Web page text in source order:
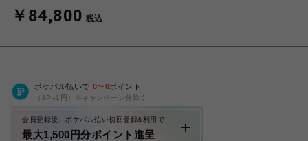
￥84,800 税込
ポケパル払いで 0〜0ポイント
（1P=1円）※キャンペーン分除く
会員登録後、ポケパル払い初回登録&利用で
最大1,500円分ポイント進呈